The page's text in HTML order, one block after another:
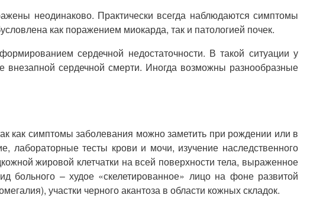
неодинаково. Практически всегда наблюдаются симптомы
как поражением миокарда, так и патологией почек.
сердечной недостаточности. В такой ситуации у
сердечной смерти. Иногда возможны разнообразные
как симптомы заболевания можно заметить при рождении или в
тесты крови и мочи, изучение наследственного
жировой клетчатки на всей поверхности тела, выраженное
больного – худое «скелетированное» лицо на фоне развитой
участки черного акантоза в области кожных складок.